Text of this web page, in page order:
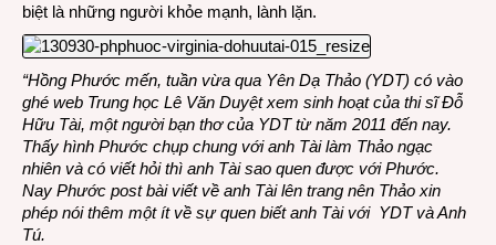
làm
thơ
biệt là những người khỏe mạnh, lành lặn.
“Hồng Phước mến, tuần vừa qua Yên Dạ Thảo (YDT) có vào
ghé web Trung học Lê Văn Duyệt xem sinh hoạt của thi sĩ Đỗ
Hữu Tài, một người bạn thơ của YDT từ năm 2011 đến nay.
Thấy hình Phước chụp chung với anh Tài làm Thảo ngạc
nhiên và có viết hỏi thì anh Tài sao quen được với Phước.
Nay Phước post bài viết về anh Tài lên trang nên Thảo xin
phép nói thêm một ít về sự quen biết anh Tài với YDT và Anh
Tú.